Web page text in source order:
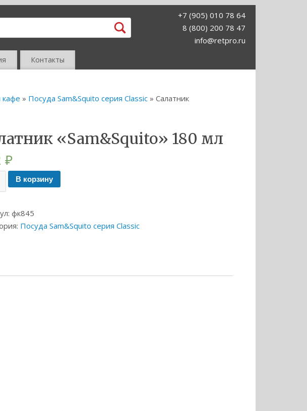
+7 (905) 010 78 64
8 (800) 200 78 47
info@retpro.ru
Контакты
кафе » Посуда Sam&Squito серия Classic » Салатник
«Sam&Squito» 180 мл
₽
В корзину
фк845
Посуда Sam&Squito серия Classic